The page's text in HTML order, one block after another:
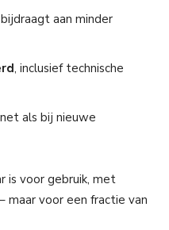
aan minder
, inclusief technische
als bij nieuwe
is voor gebruik, met
maar voor een fractie van